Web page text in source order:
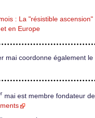
: La "résistible ascension"
en Europe
mai coordonne également le
mai est membre fondateur de